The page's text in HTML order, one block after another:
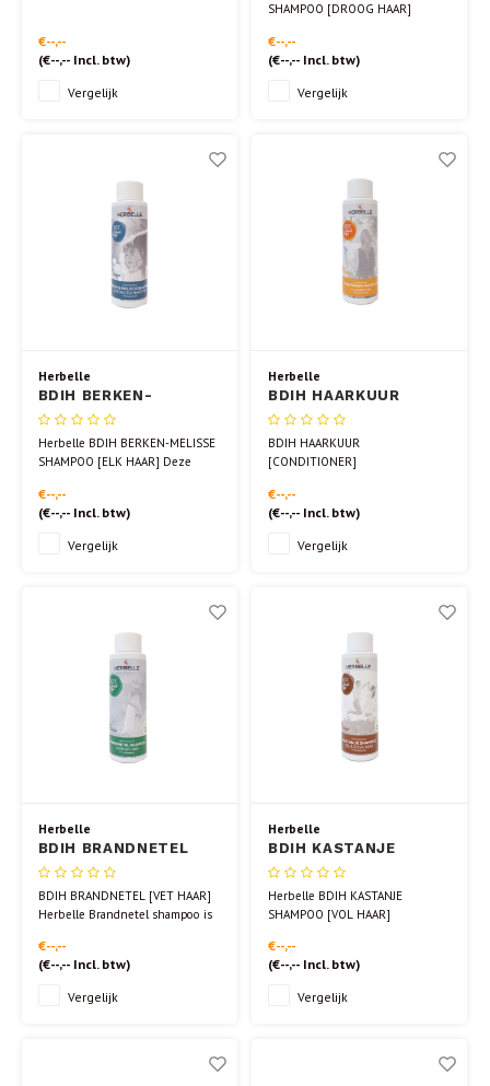
€--,--
(€--,--Incl. btw)
Vergelijk
SHAMPOO [DROOG HAAR]
het haar, zonder dat het
uitdroogt.
haar positieve werking op de huid,
€--,--
(€--,-- Incl. btw)
Vergelijk
Herbelle
BDIH BERKEN-
MELISSE SHAMPOO
[ELK HAAR]
Herbelle BDIH BERKEN-MELISSE
SHAMPOO [ELK HAAR] Deze
door het hele gezin gebruikt
worden en is geschikt voor elk
De milde werking van de berken-
€--,--
(€--,--Incl. btw)
Vergelijk
Herbelle
BDIH HAARKUUR
[CONDITIONER]
BDIH HAARKUUR
[CONDITIONER]
€--,--
(€--,-- Incl. btw)
Vergelijk
Herbelle
BDIH BRANDNETEL
[VET HAAR]
BDIH BRANDNETEL [VET HAAR]
Herbelle Brandnetel shampoo is
bij vet tot normaal haar.
Deze 100% natuurlijke
regelmatig gebruik voor vol en
€--,--
(€--,--Incl. btw)
Vergelijk
Herbelle
BDIH KASTANJE
SHAMPOO [VOL HAAR]
Herbelle BDIH KASTANJE
SHAMPOO [VOL HAAR]
€--,--
(€--,-- Incl. btw)
Vergelijk